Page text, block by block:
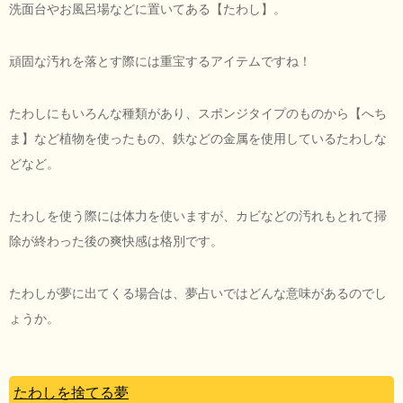
洗面台やお風呂場などに置いてある【たわし】。
頑固な汚れを落とす際には重宝するアイテムですね！
たわしにもいろんな種類があり、スポンジタイプのものから【へち
ま】など植物を使ったもの、鉄などの金属を使用しているたわしな
どなど。
たわしを使う際には体力を使いますが、カビなどの汚れもとれて掃
除が終わった後の爽快感は格別です。
たわしが夢に出てくる場合は、夢占いではどんな意味があるのでし
ょうか。
たわしを捨てる夢